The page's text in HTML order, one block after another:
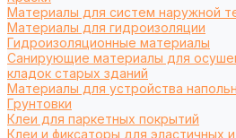
Материалы для систем наружной
Материалы для гидроизоляции
Гидроизоляционные материалы
Санирующие материалы для
кладок старых зданий
Материалы для устройства
Грунтовки
Клеи для паркетных покрытий
Клеи и фиксаторы для эластичных